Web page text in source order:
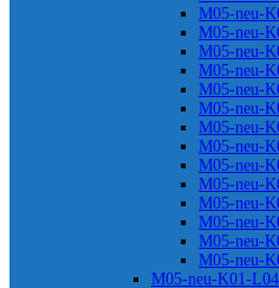
M05-neu-
M05-neu-
M05-neu-
M05-neu-
M05-neu-
M05-neu-
M05-neu-
M05-neu-
M05-neu-
M05-neu-
M05-neu-
M05-neu-
M05-neu-
M05-neu-
M05-neu-K01-